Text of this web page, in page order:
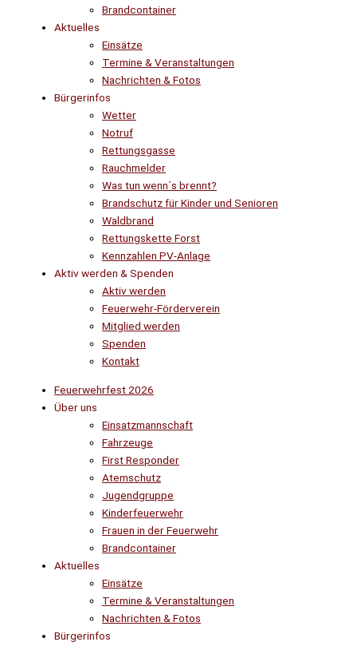
Brandcontainer
Aktuelles
Einsätze
Termine & Veranstaltungen
Nachrichten & Fotos
Bürgerinfos
Wetter
Notruf
Rettungsgasse
Rauchmelder
Was tun wenn´s brennt?
Brandschutz für Kinder und Senioren
Waldbrand
Rettungskette Forst
Kennzahlen PV-Anlage
Aktiv werden & Spenden
Aktiv werden
Feuerwehr-Förderverein
Mitglied werden
Spenden
Kontakt
Feuerwehrfest 2026
Über uns
Einsatzmannschaft
Fahrzeuge
First Responder
Atemschutz
Jugendgruppe
Kinderfeuerwehr
Frauen in der Feuerwehr
Brandcontainer
Aktuelles
Einsätze
Termine & Veranstaltungen
Nachrichten & Fotos
Bürgerinfos